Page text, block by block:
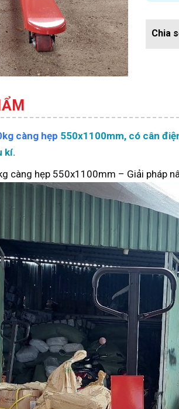
càng hẹp 550x1100mm, có cân
kí.
càng hẹp 550x1100mm – Giải pháp